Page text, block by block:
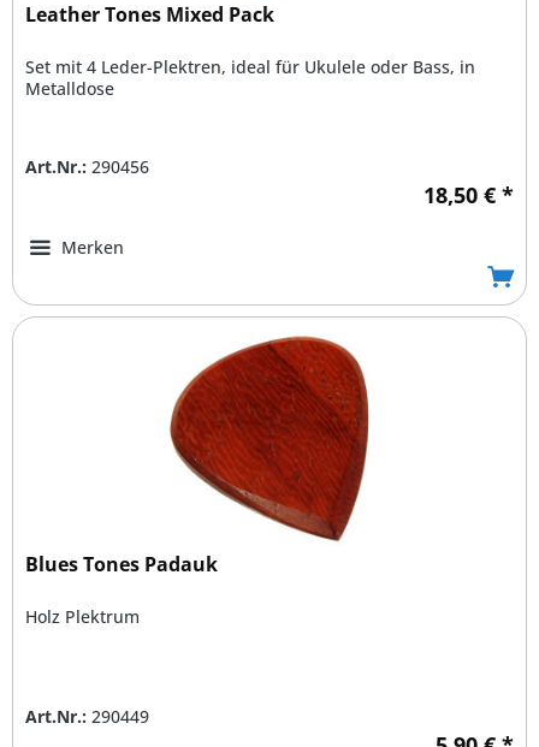
Leather Tones Mixed Pack
Set mit 4 Leder-Plektren, ideal für Ukulele oder Bass, in
Metalldose
Art.Nr.: 290456
18,50 € *
Merken
Blues Tones Padauk
Holz Plektrum
Art.Nr.: 290449